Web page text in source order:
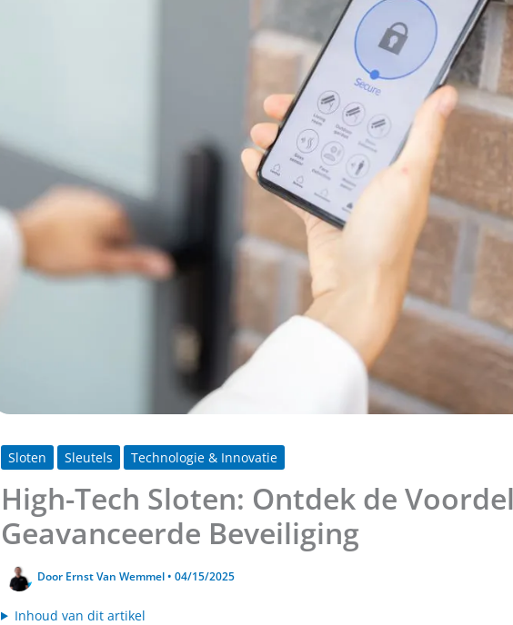
Sloten Sleutels Technologie & Innovatie
High-Tech Sloten: Ontdek de
Geavanceerde Beveiliging
Door Ernst Van Wemmel• 04/15/2025
Inhoud van dit artikel